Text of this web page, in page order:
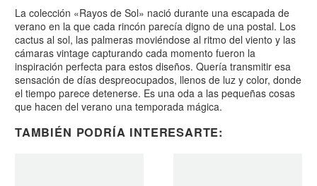
La colección «Rayos de Sol» nació durante una escapada de
verano en la que cada rincón parecía digno de una postal. Los
cactus al sol, las palmeras moviéndose al ritmo del viento y las
cámaras vintage capturando cada momento fueron la
inspiración perfecta para estos diseños. Quería transmitir esa
sensación de días despreocupados, llenos de luz y color, donde
el tiempo parece detenerse. Es una oda a las pequeñas cosas
que hacen del verano una temporada mágica.
TAMBIÉN PODRÍA INTERESARTE: